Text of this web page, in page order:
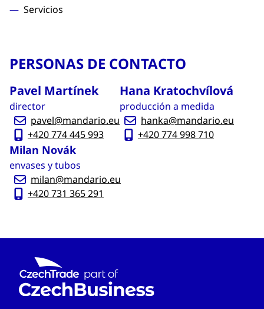
Servicios
PERSONAS DE CONTACTO
Pavel Martínek
director
pavel@mandario.eu
+420 774 445 993
Hana Kratochvílová
producción a medida
hanka@mandario.eu
+420 774 998 710
Milan Novák
envases y tubos
milan@mandario.eu
+420 731 365 291